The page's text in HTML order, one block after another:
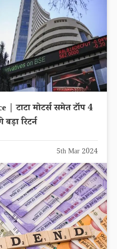
टाटा मोटर्स समेत टॉप 4
रिटर्न
5th Mar 2024